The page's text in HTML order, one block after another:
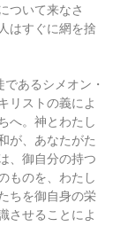
ついて来なさ
はすぐに網を捨
あるシメオン・
リストの義によ
へ。神とわたし
が、あなたがた
、御自分の持つ
ものを、わたし
ちを御自身の栄
させることによ